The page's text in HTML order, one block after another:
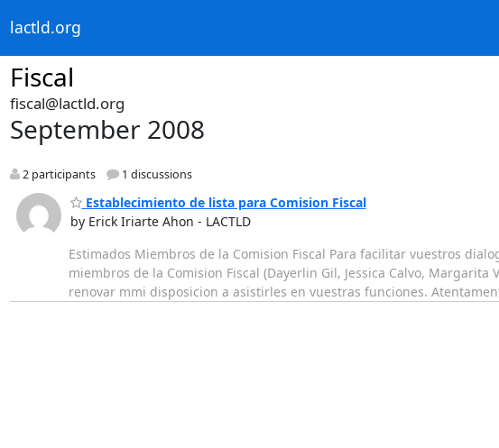
lactld.org
Fiscal
fiscal@lactld.org
September 2008
2 participants 1 discussions
Establecimiento de lista para Comision Fiscal
by Erick Iriarte Ahon - LACTLD
Estimados Miembros de la Comision Fiscal Para facilitar vuestros
miembros de la Comision Fiscal (Dayerlin Gil, Jessica Calvo,
renovar mmi disposicion a asistirles en vuestras funciones.